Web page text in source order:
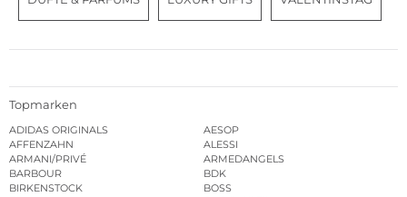
Topmarken
ADIDAS ORIGINALS
AESOP
AFFENZAHN
ALESSI
ARMANI/PRIVÉ
ARMEDANGELS
BARBOUR
BDK
BIRKENSTOCK
BOSS